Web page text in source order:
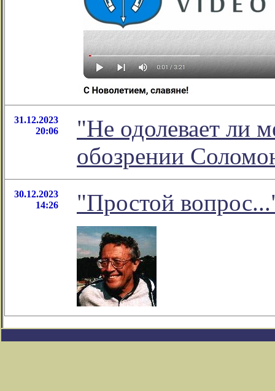
31.12.2023
20:06
"Не одолевает ли
обозрении
30.12.2023
14:26
"Простой